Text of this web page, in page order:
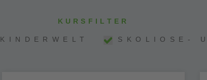
KURSFILTER
KINDERWELT SKOLIOSE-